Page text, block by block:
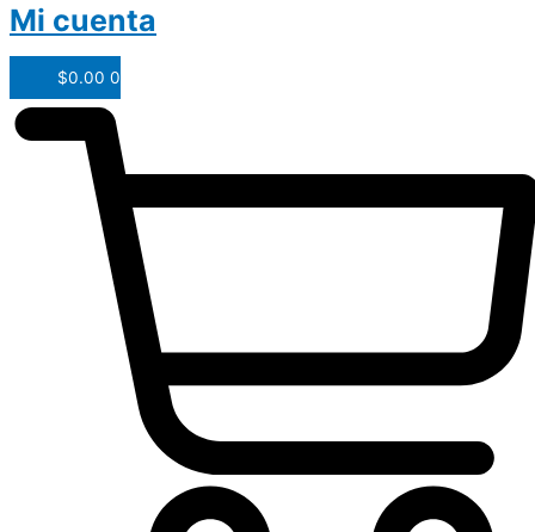
Mi cuenta
$0.00 0